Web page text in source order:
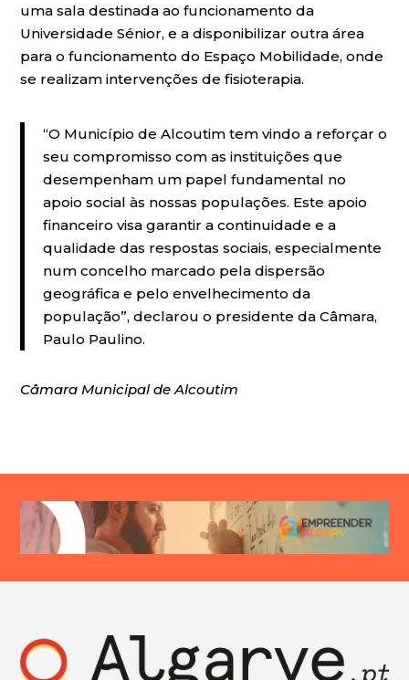
uma sala destinada ao funcionamento da
Universidade Sénior, e a disponibilizar outra área
para o funcionamento do Espaço Mobilidade, onde
se realizam intervenções de fisioterapia.
“O Município de Alcoutim tem vindo a reforçar o
seu compromisso com as instituições que
desempenham um papel fundamental no
apoio social às nossas populações. Este apoio
financeiro visa garantir a continuidade e a
qualidade das respostas sociais, especialmente
num concelho marcado pela dispersão
geográfica e pelo envelhecimento da
população”, declarou o presidente da Câmara,
Paulo Paulino.
Câmara Municipal de Alcoutim